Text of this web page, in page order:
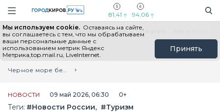
Навигация сайта
81,41 94,06
Мы используем cookie. Оставаясь на сайте,
вы соглашаетесь с тем, что мы обрабатываем
ваши персональные данные с
использованием метрик Яндекс
Метрика,top.mail.ru, LiveInternet.
Принять
Выборы - 2026 Все новости Мы в Telegram
Главная
Лента новостей
Черное море без туристов: 6 диких пляжей, куда не доходят толпы — от «Голубой Бездны» до сухогруза «Рио»
НОВОСТИ 09 май 2026, 06:30 0+
Теги: #Новости России #Туризм